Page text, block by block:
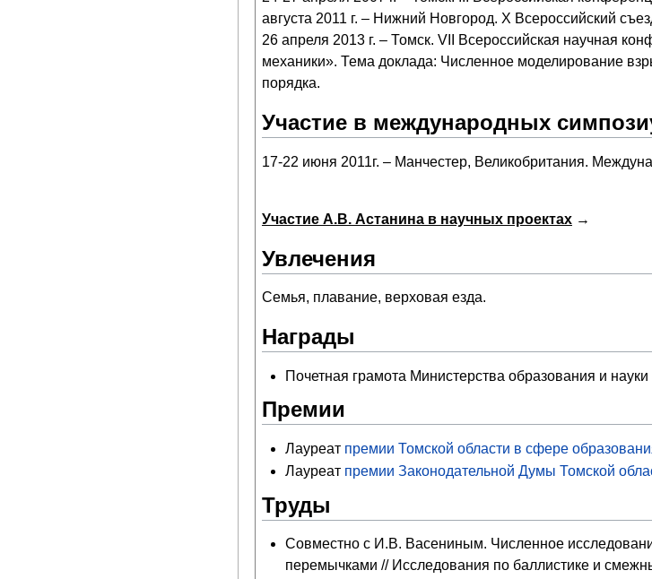
августа 2011 г. – Нижний Новгород. X Всероссийский
26 апреля 2013 г. – Томск. VII Всероссийская научная
механики». Тема доклада: Численное моделирование
порядка.
Участие в международных
17-22 июня 2011г. – Манчестер, Великобритания.
Участие А.В. Астанина в научных проектах→
Увлечения
Семья, плавание, верховая езда.
Награды
Почетная грамота Министерства образования и
Премии
Лауреат премии Томской области в сфере
Лауреат премии Законодательной Думы Томской
Труды
Совместно с И.В. Васениным. Численное
перемычками // Исследования по баллистике и